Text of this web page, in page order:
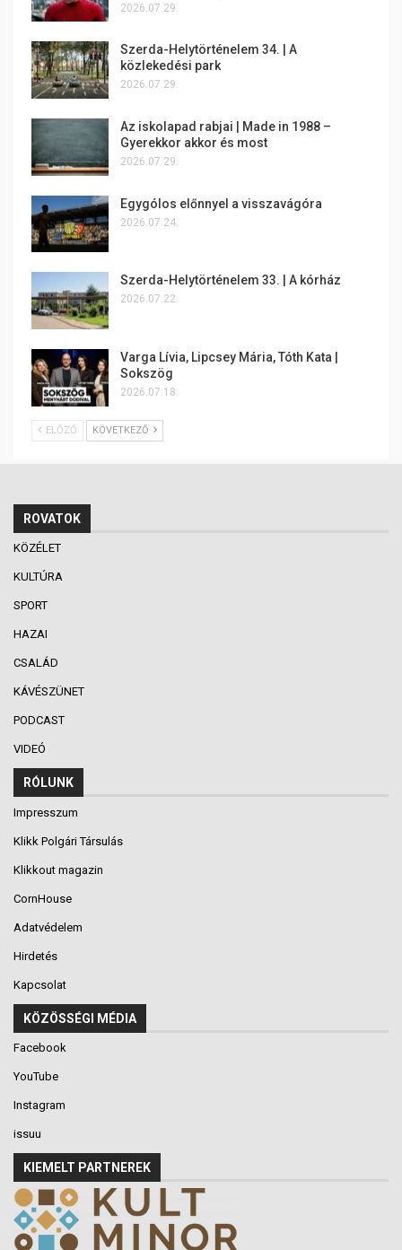
2026.07.29.
Szerda-Helytörténelem 34. | A
közlekedési park
2026.07.29.
Az iskolapad rabjai | Made in 1988 –
Gyerekkor akkor és most
2026.07.29.
Egygólos előnnyel a visszavágóra
2026.07.24.
Szerda-Helytörténelem 33. | A kórház
2026.07.22.
Varga Lívia, Lipcsey Mária, Tóth Kata |
Sokszög
2026.07.18.
ELŐZŐ KÖVETKEZŐ
ROVATOK
KÖZÉLET
KULTÚRA
SPORT
HAZAI
CSALÁD
KÁVÉSZÜNET
PODCAST
VIDEÓ
RÓLUNK
Impresszum
Klikk Polgári Társulás
Klikkout magazin
CornHouse
Adatvédelem
Hirdetés
Kapcsolat
KÖZÖSSÉGI MÉDIA
Facebook
YouTube
Instagram
issuu
KIEMELT PARTNEREK